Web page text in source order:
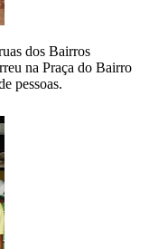
dos Bairros
na Praça do Bairro
pessoas.